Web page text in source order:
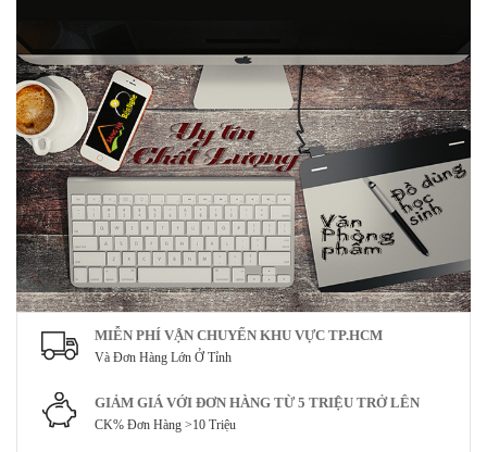
MIỄN PHÍ VẬN CHUYỂN KHU VỰC TP.HCM
Và Đơn Hàng Lớn Ở Tỉnh
GIẢM GIÁ VỚI ĐƠN HÀNG TỪ 5 TRIỆU TRỞ LÊN
CK% Đơn Hàng >10 Triệu